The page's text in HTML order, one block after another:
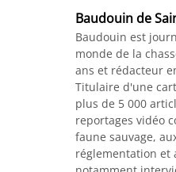
Baudouin de
Baudouin est
monde de la
ans et rédacteur
Titulaire d'une
plus de 5 000
reportages vidéo
faune sauvage,
réglementation et